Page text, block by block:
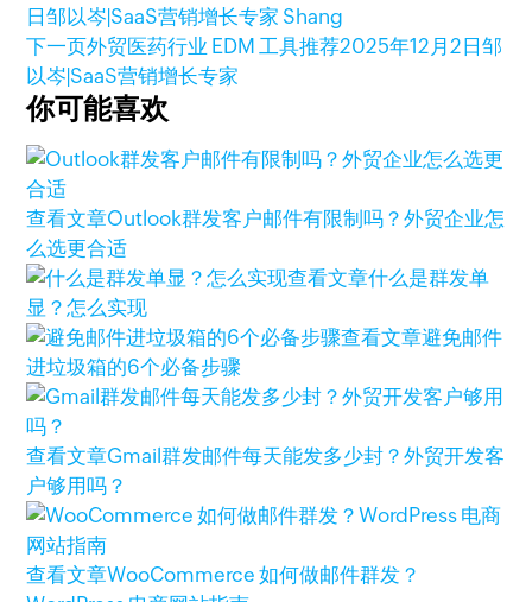
日邹以岑|SaaS营销增长专家 Shang
下一页外贸医药行业 EDM 工具推荐2025年12月2日邹
以岑|SaaS营销增长专家
你可能喜欢
查看文章Outlook群发客户邮件有限制吗？外贸企业怎
么选更合适
查看文章什么是群发单
显？怎么实现
查看文章避免邮件
进垃圾箱的6个必备步骤
查看文章Gmail群发邮件每天能发多少封？外贸开发客
户够用吗？
查看文章WooCommerce 如何做邮件群发？